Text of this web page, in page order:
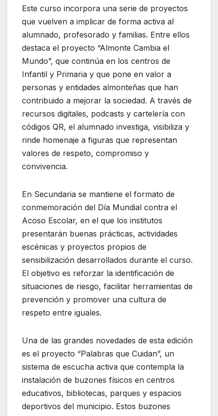
Este curso incorpora una serie de proyectos
que vuelven a implicar de forma activa al
alumnado, profesorado y familias. Entre ellos
destaca el proyecto “Almonte Cambia el
Mundo”, que continúa en los centros de
Infantil y Primaria y que pone en valor a
personas y entidades almonteñas que han
contribuido a mejorar la sociedad. A través de
recursos digitales, podcasts y cartelería con
códigos QR, el alumnado investiga, visibiliza y
rinde homenaje a figuras que representan
valores de respeto, compromiso y
convivencia.
En Secundaria se mantiene el formato de
conmemoración del Día Mundial contra el
Acoso Escolar, en el que los institutos
presentarán buenas prácticas, actividades
escénicas y proyectos propios de
sensibilización desarrollados durante el curso.
El objetivo es reforzar la identificación de
situaciones de riesgo, facilitar herramientas de
prevención y promover una cultura de
respeto entre iguales.
Una de las grandes novedades de esta edición
es el proyecto “Palabras que Cuidan”, un
sistema de escucha activa que contempla la
instalación de buzones físicos en centros
educativos, bibliotecas, parques y espacios
deportivos del municipio. Estos buzones